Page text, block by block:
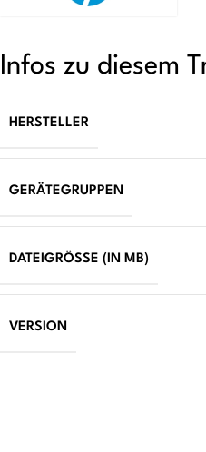
Infos zu diesem
HERSTELLER
GERÄTEGRUPPEN
DATEIGRÖSSE (IN MB)
VERSION